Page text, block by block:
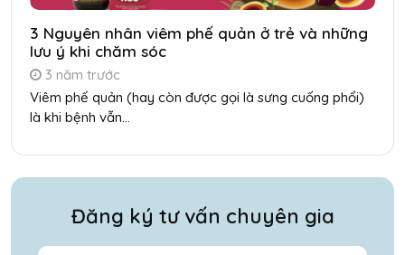
3 Nguyên nhân viêm phế quản ở trẻ và những
lưu ý khi chăm sóc
3 năm trước
Viêm phế quản (hay còn được gọi là sưng cuống phổi)
là khi bệnh vẫn...
Đăng ký tư vấn chuyên gia